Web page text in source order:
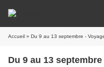
Accueil » Du 9 au 13 septembre -
Du 9 au 13